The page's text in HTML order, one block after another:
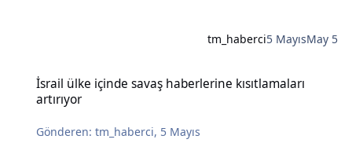
tm_haberci5 MayısMay 5
İsrail ülke içinde savaş haberlerine kısıtlamaları
artırıyor
Gönderen:tm_haberci, 5 Mayıs